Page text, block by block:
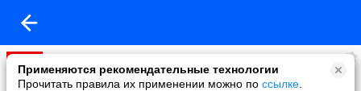
Применяются рекомендательные технологии
Прочитать правила их применении можно по ссылке
ДОСТУПА НЕТ
added a photo
07 May в 15:20